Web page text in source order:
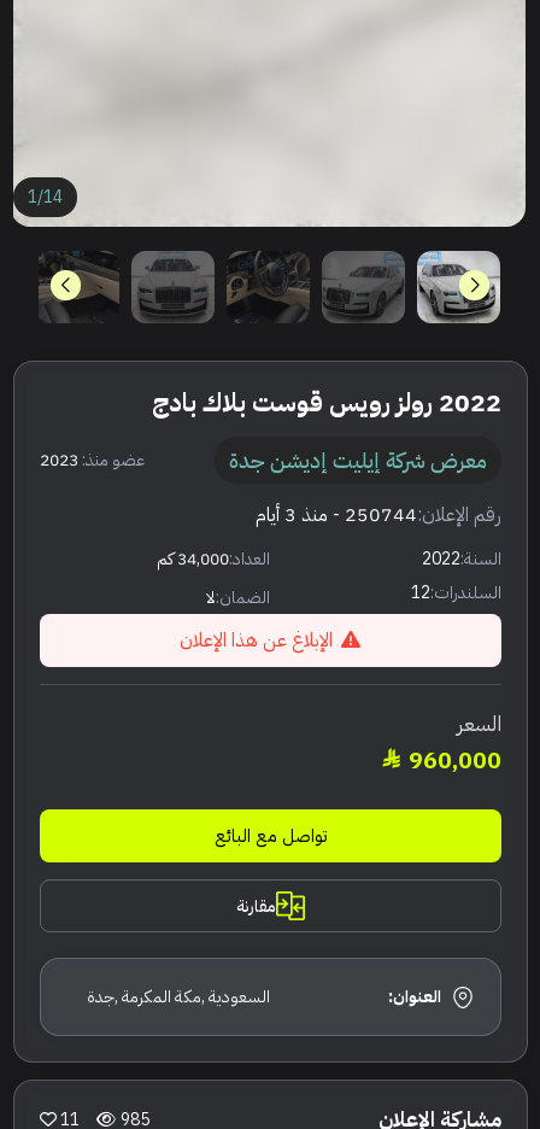
1/14
2022 رولز رويس قوست بلاك بادج
معرض شركة إيليت إديشن جدة عضو منذ: 2023
رقم الإعلان:250744 - منذ 3 أيام
السنة:2022 العداد:34,000 كم
السلندرات:12 الضمان:لا
الإبلاغ عن هذا الإعلان
السعر
960,000
تواصل مع البائع
مقارنة
العنوان: السعودية ,مكة المكرمة ,جدة
مشاركة الإعلان 985
11